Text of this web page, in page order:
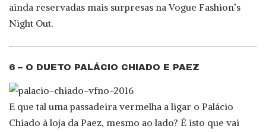
ainda reservadas mais surpresas na Vogue Fashion’s
Night Out.
6 – O DUETO PALÁCIO CHIADO E PAEZ
E que tal uma passadeira vermelha a ligar o Palácio
Chiado à loja da Paez, mesmo ao lado? É isto que vai